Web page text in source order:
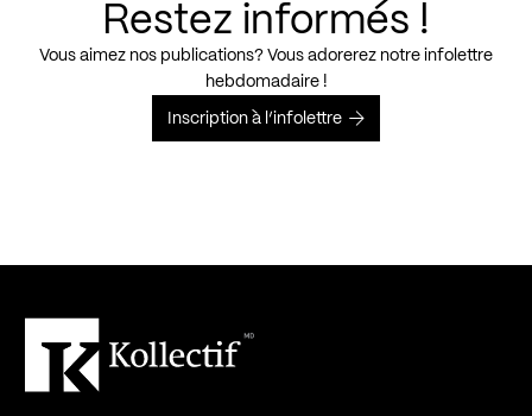
Restez informés !
Vous aimez nos publications? Vous adorerez notre infolettre
hebdomadaire !
Inscription à l’infolettre